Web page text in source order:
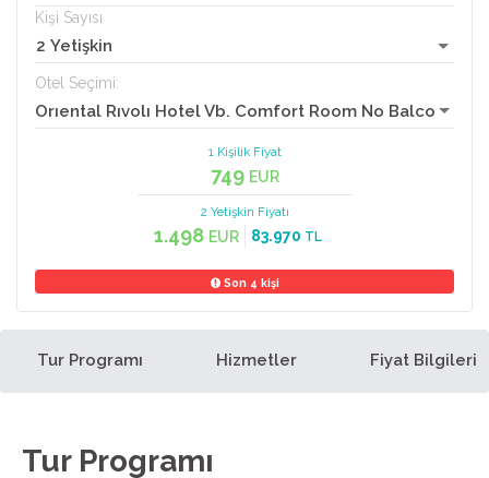
Kişi Sayısı
2 Yetişkin
Otel Seçimi:
Orıental Rıvolı Hotel Vb. Comfort Room No Balcony
1 Kişilik Fiyat
749 EUR
2 Yetişkin Fiyatı
1.498 EUR 83.970 TL
Son 4 kişi
Tur Programı Hizmetler Fiyat Bilgileri
Tur Programı